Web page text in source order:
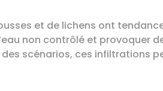
et de lichens ont
non contrôlé et provoquer
des scénarios, ces infiltrations